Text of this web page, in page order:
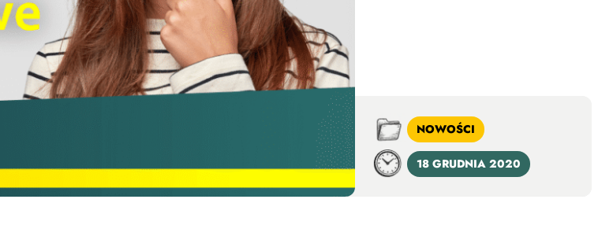
NOWOŚCI
18 GRUDNIA 2020